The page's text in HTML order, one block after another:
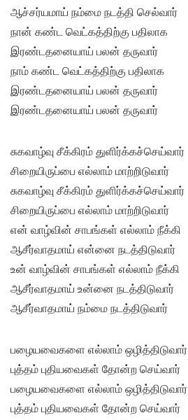
ஆச்சர்யமாய் நம்மை நடத்தி செல்வார்
நான் கண்ட வெட்கத்திற்கு பதிலாக
இரண்டதனையாய் பலன் தருவார்
நாம் கண்ட வெட்கத்திற்கு பதிலாக
இரண்டதனையாய் பலன் தருவார்
இரண்டதனையாய் பலன் தருவார்
சுகவாழ்வு சீக்கிரம் துளிர்க்கச்செய்வார்
சிறையிருப்பை எல்லாம் மாற்றிடுவார்
சுகவாழ்வு சீக்கிரம் துளிர்க்கச்செய்வார்
சிறையிருப்பை எல்லாம் மாற்றிடுவார்
என் வாழ்வின் சாபங்கள் எல்லாம் நீக்கி
ஆசீர்வாதமாய் என்னை நடத்திடுவார்
உன் வாழ்வின் சாபங்கள் எல்லாம் நீக்கி
ஆசீர்வாதமாய் உன்னை நடத்திடுவார்
ஆசீர்வாதமாய் நம்மை நடத்திடுவார்
பழையவைகளை எல்லாம் ஒழித்திடுவார்
புத்தம் புதியவைகள் தோன்ற செய்வார்
பழையவைகளை எல்லாம் ஒழித்திடுவார்
புத்தம் புதியவைகள் தோன்ற செய்வார்